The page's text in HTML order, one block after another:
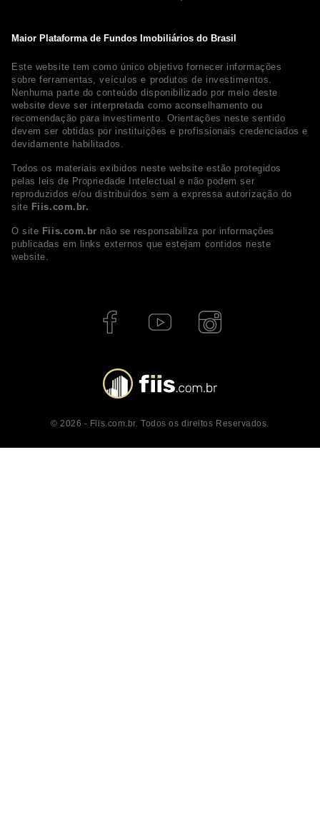
Maior Plataforma de Fundos Imobiliários do Brasil
Este website tem como único objetivo fornecer informações
sobre ferramentas, veículos e produtos de investimentos.
Nenhuma parte do conteúdo disponibilizado por meio deste
website deve ser interpretada como aconselhamento ou
recomendação para investimento. Orientações neste sentido
devem ser obtidas por instituições e profissionais credenciados e
devidamente habilitados.
Todos os materiais exibidos neste website estão protegidos
pelas leis de Propriedade Intelectual e não podem ser
reproduzidos e/ou distribuídos sem a expressa autorização do
site Fiis.com.br.
O site Fiis.com.br não se responsabiliza por informações
publicadas em links externos que estejam contidos neste
website.
© 2026 - Fiis.com.br. Todos os direitos Reservados.